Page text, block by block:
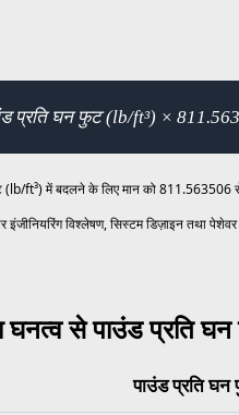
प्रति घन फुट (lb/ft³) ×
(lb/ft³) में बदलने के लिए मान को
विश्लेषण, सिस्टम डिज़ाइन तथा
घनत्व से पाउंड प्रति
पाउंड प्रति